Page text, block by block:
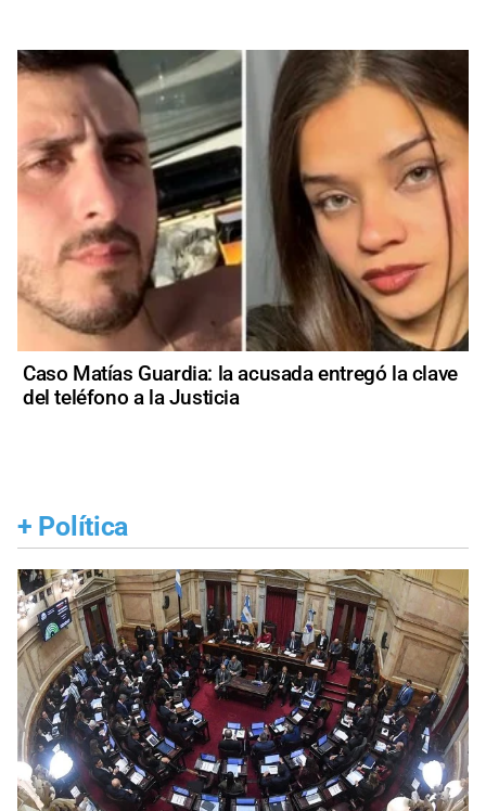
Caso Matías Guardia: la acusada entregó la clave
del teléfono a la Justicia
+ Política